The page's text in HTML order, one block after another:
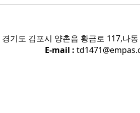
경기도 김포시 양촌읍 황금로 117,
E-mail :